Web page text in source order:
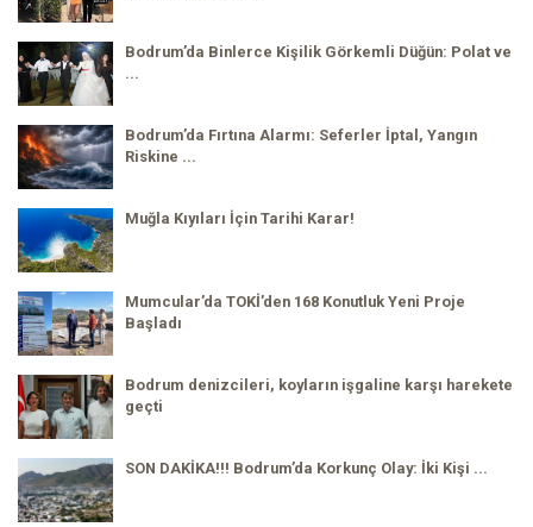
Bodrum’da Binlerce Kişilik Görkemli Düğün: Polat ve
...
Bodrum’da Fırtına Alarmı: Seferler İptal, Yangın
Riskine ...
Muğla Kıyıları İçin Tarihi Karar!
Mumcular’da TOKİ’den 168 Konutluk Yeni Proje
Başladı
Bodrum denizcileri, koyların işgaline karşı harekete
geçti
SON DAKİKA!!! Bodrum’da Korkunç Olay: İki Kişi ...